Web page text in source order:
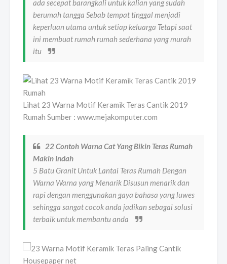
ada secepat barangkali untuk kalian yang sudah
berumah tangga Sebab tempat tinggal menjadi
keperluan utama untuk setiap keluarga Tetapi saat
ini membuat rumah rumah sederhana yang murah
itu
Lihat 23 Warna Motif Keramik Teras Cantik 2019
Rumah Sumber : www.mejakomputer.com
22 Contoh Warna Cat Yang Bikin Teras Rumah
Makin Indah
5 Batu Granit Untuk Lantai Teras Rumah Dengan
Warna Warna yang Menarik Disusun menarik dan
rapi dengan menggunakan gaya bahasa yang luwes
sehingga sangat cocok anda jadikan sebagai solusi
terbaik untuk membantu anda